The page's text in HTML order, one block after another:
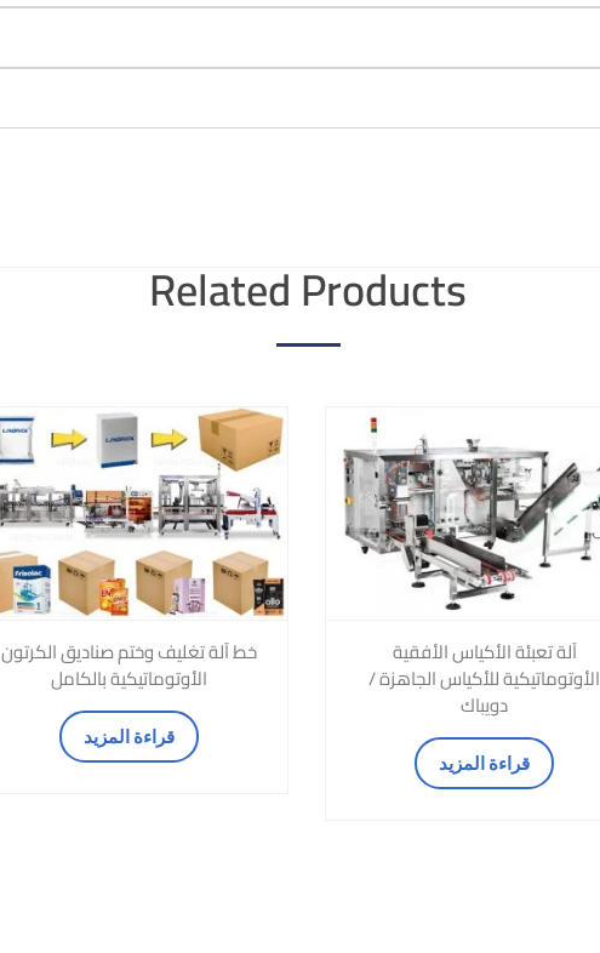
Related Products
خط آلة تغليف وختم صناديق الكرتون
الأوتوماتيكية بالكامل
قراءة المزيد
آلة تعبئة الأكياس الأفقية
الأوتوماتيكية للأكياس الجاهزة /
دويباك
قراءة المزيد